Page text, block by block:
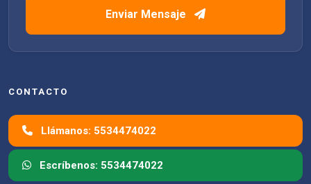
Enviar Mensaje
CONTACTO
Llámanos: 5534474022
Escríbenos: 5534474022